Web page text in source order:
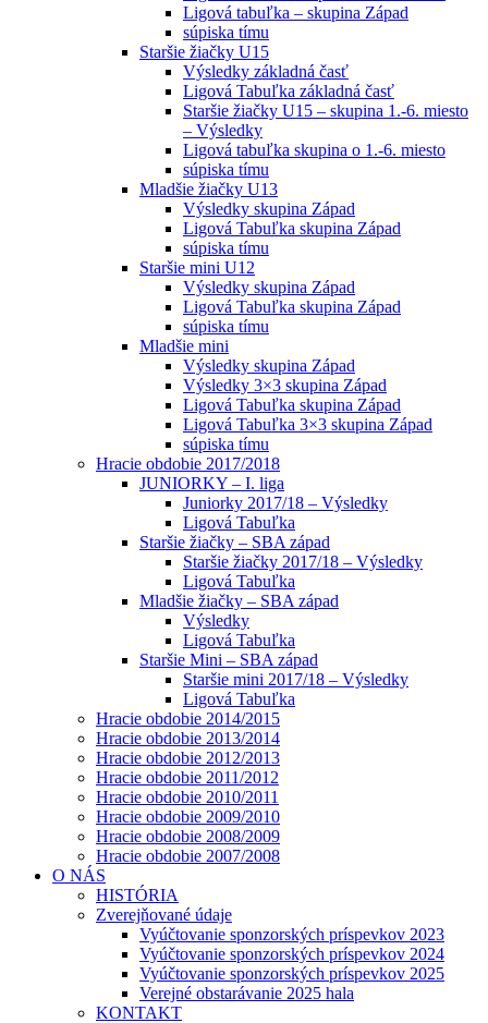
Ligová tabuľka – skupina Západ
súpiska tímu
Staršie žiačky U15
Výsledky základná časť
Ligová Tabuľka základná časť
Staršie žiačky U15 – skupina 1.-6. miesto
– Výsledky
Ligová tabuľka skupina o 1.-6. miesto
súpiska tímu
Mladšie žiačky U13
Výsledky skupina Západ
Ligová Tabuľka skupina Západ
súpiska tímu
Staršie mini U12
Výsledky skupina Západ
Ligová Tabuľka skupina Západ
súpiska tímu
Mladšie mini
Výsledky skupina Západ
Výsledky 3×3 skupina Západ
Ligová Tabuľka skupina Západ
Ligová Tabuľka 3×3 skupina Západ
súpiska tímu
Hracie obdobie 2017/2018
JUNIORKY – I. liga
Juniorky 2017/18 – Výsledky
Ligová Tabuľka
Staršie žiačky – SBA západ
Staršie žiačky 2017/18 – Výsledky
Ligová Tabuľka
Mladšie žiačky – SBA západ
Výsledky
Ligová Tabuľka
Staršie Mini – SBA západ
Staršie mini 2017/18 – Výsledky
Ligová Tabuľka
Hracie obdobie 2014/2015
Hracie obdobie 2013/2014
Hracie obdobie 2012/2013
Hracie obdobie 2011/2012
Hracie obdobie 2010/2011
Hracie obdobie 2009/2010
Hracie obdobie 2008/2009
Hracie obdobie 2007/2008
O NÁS
HISTÓRIA
Zverejňované údaje
Vyúčtovanie sponzorských príspevkov 2023
Vyúčtovanie sponzorských príspevkov 2024
Vyúčtovanie sponzorských príspevkov 2025
Verejné obstarávanie 2025 hala
KONTAKT